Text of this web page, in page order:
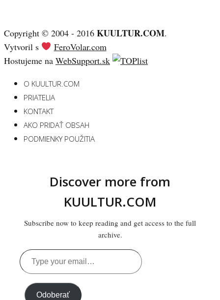
Copyright © 2004 - 2016 KUULTUR.COM.
Vytvoril s
FeroVolar.com
Hostujeme na WebSupport.sk
O KUULTUR.COM
PRIATELIA
KONTAKT
AKO PRIDAŤ OBSAH
PODMIENKY POUŽITIA
Discover more from
KUULTUR.COM
Subscribe now to keep reading and get access to the full
archive.
Type
your
email…
Odoberať